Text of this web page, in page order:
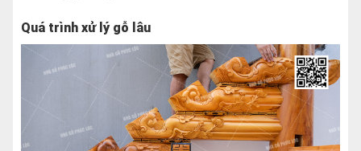
Quá trình xử lý gỗ lâu